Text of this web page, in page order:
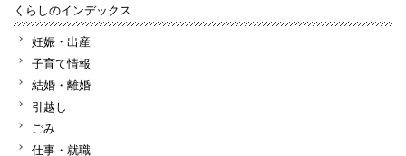
くらしのインデックス
妊娠・出産
子育て情報
結婚・離婚
引越し
ごみ
仕事・就職